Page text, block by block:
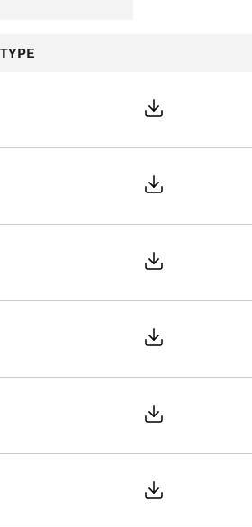
Download
Download
Download
Download
Download
Download